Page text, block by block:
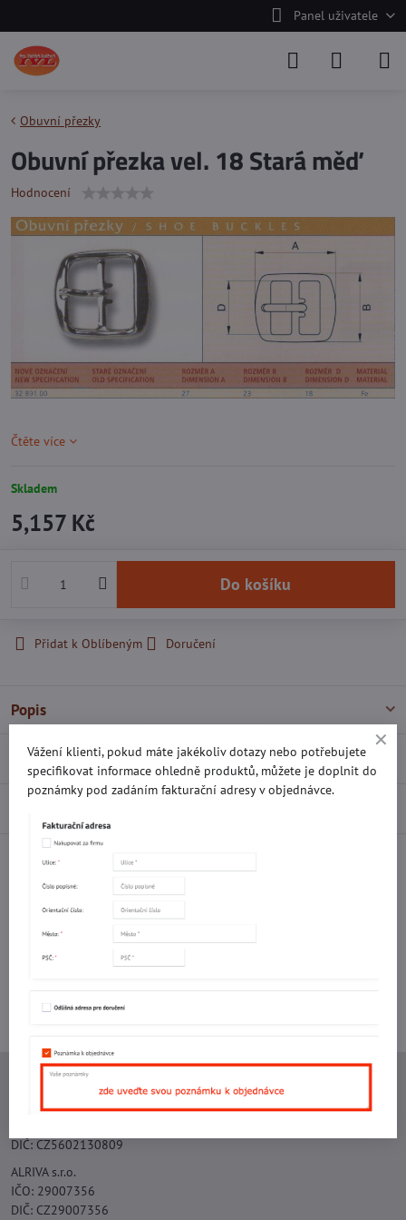
Panel uživatele
Obuvní přezky
Obuvní přezka vel. 18 Stará měď
Hodnocení
Čtěte více
Skladem
5,157 Kč
Do košíku
Přidat k Oblíbeným Doručení
Popis
Recenze 0
FacebookTwitterBlueskyPinterestReddit
Potřebujete poradit s objednávkou?
Ing. Vojtěch Lečbych - IVL
DIČ: CZ5602130809
ALRIVA s.r.o.
IČO: 29007356
DIČ: CZ29007356
Vážení klienti, pokud máte jakékoliv dotazy nebo potřebujete
specifikovat informace ohledně produktů, můžete je doplnit do
poznámky pod zadáním fakturační adresy v objednávce.